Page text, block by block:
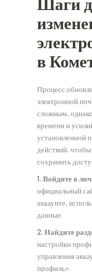
в
Процесс
электронной
сложным,
времени и
установленной
действий,
сохранить
1. Войдите в
официальный
аккаунте,
данные.
2. Найдите
настройки
управления
профиль».